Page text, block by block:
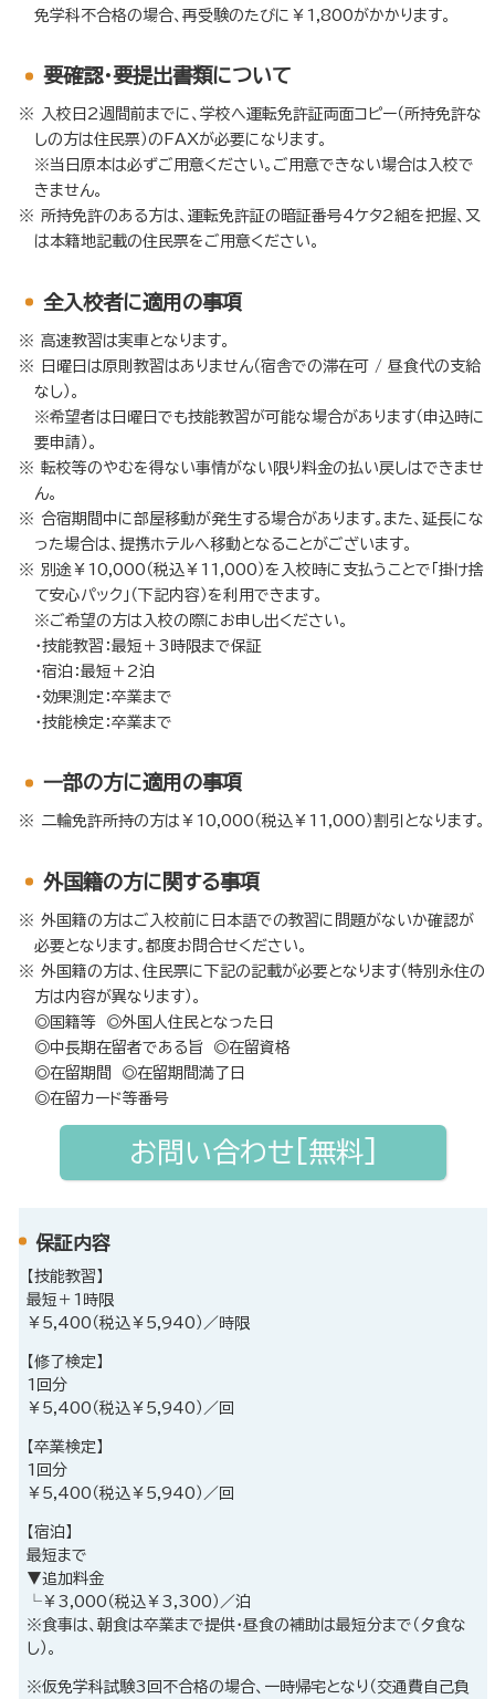
免学科不合格の場合、再受験のたびに￥1,800がかかります。
要確認・要提出書類について
入校日2週間前までに、学校へ運転免許証両面コピー（所持免許な
しの方は住民票）のFAXが必要になります。
※当日原本は必ずご用意ください。ご用意できない場合は入校で
きません。
所持免許のある方は、運転免許証の暗証番号4ケタ2組を把握、又
は本籍地記載の住民票をご用意ください。
全入校者に適用の事項
高速教習は実車となります。
日曜日は原則教習はありません（宿舎での滞在可 / 昼食代の支給
なし）。
※希望者は日曜日でも技能教習が可能な場合があります（申込時に
要申請）。
転校等のやむを得ない事情がない限り料金の払い戻しはできませ
ん。
合宿期間中に部屋移動が発生する場合があります。また、延長にな
った場合は、提携ホテルへ移動となることがございます。
別途￥10,000（税込￥11,000）を入校時に支払うことで「掛け捨
て安心パック」（下記内容）を利用できます。
※ご希望の方は入校の際にお申し出ください。
・技能教習：最短＋3時限まで保証
・宿泊：最短＋2泊
・効果測定：卒業まで
・技能検定：卒業まで
⼀部の方に適用の事項
二輪免許所持の方は￥10,000（税込￥11,000）割引となります。
外国籍の方に関する事項
外国籍の方はご入校前に日本語での教習に問題がないか確認が
必要となります。都度お問合せください。
外国籍の方は、住民票に下記の記載が必要となります（特別永住の
方は内容が異なります）。
◎国籍等 ◎外国人住民となった日
◎中長期在留者である旨 ◎在留資格
◎在留期間 ◎在留期間満了日
◎在留カード等番号
お問い合わせ[無料]
保証内容
【技能教習】
最短＋1時限
￥5,400（税込￥5,940）／時限
【修了検定】
1回分
￥5,400（税込￥5,940）／回
【卒業検定】
1回分
￥5,400（税込￥5,940）／回
【宿泊】
最短まで
▼追加料金
└￥3,000（税込￥3,300）／泊
※食事は、朝食は卒業まで提供・昼食の補助は最短分まで（夕食な
し）。
※仮免学科試験3回不合格の場合、一時帰宅となり（交通費自己負